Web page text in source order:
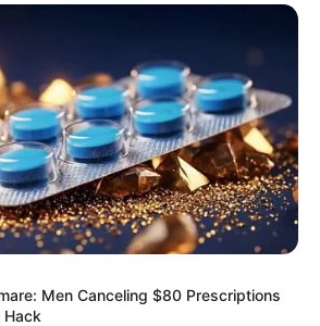
Men Canceling $80 Prescriptions
Hack